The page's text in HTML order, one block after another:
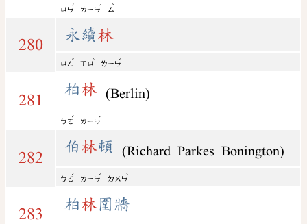
ㄩㄣ
ˊ
ㄌㄧㄣ
ˊ
ㄙ
ˋ
280
永續林
ㄩㄥ
ˇ
ㄒㄩ
ˋ
ㄌㄧㄣ
ˊ
281
柏林 (Berlin)
ㄅㄛ
ˊ
ㄌㄧㄣ
ˊ
282
伯林頓 (Richard Parkes Bonington)
ㄅㄛ
ˊ
ㄌㄧㄣ
ˊ
ㄉㄨㄣ
ˋ
283
柏林圍牆